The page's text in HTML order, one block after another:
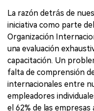
La razón detrás de
iniciativa como parte
Organización
una evaluación
capacitación. Un
falta de comprensión
internacionales entre
empleadores
el 62% de las